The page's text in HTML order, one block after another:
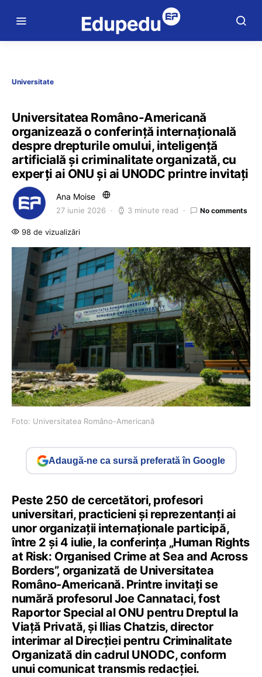
Universitate
Universitatea Româno-Americană
organizează o conferință internațională
despre drepturile omului, inteligență
artificială și criminalitate organizată, cu
experți ai ONU și ai UNODC printre invitați
Ana Moise
27 iunie 2026 3 minute read No comments
98 de vizualizări
Foto: Universitatea Româno-Americană
Adaugă-ne ca sursă preferată în Google
Peste 250 de cercetători, profesori
universitari, practicieni și reprezentanți ai
unor organizații internaționale participă,
între 2 și 4 iulie, la conferința „Human Rights
at Risk: Organised Crime at Sea and Across
Borders”, organizată de Universitatea
Româno-Americană. Printre invitați se
numără profesorul Joe Cannataci, fost
Raportor Special al ONU pentru Dreptul la
Viață Privată, și Ilias Chatzis, director
interimar al Direcției pentru Criminalitate
Organizată din cadrul UNODC, conform
unui comunicat transmis redacției.